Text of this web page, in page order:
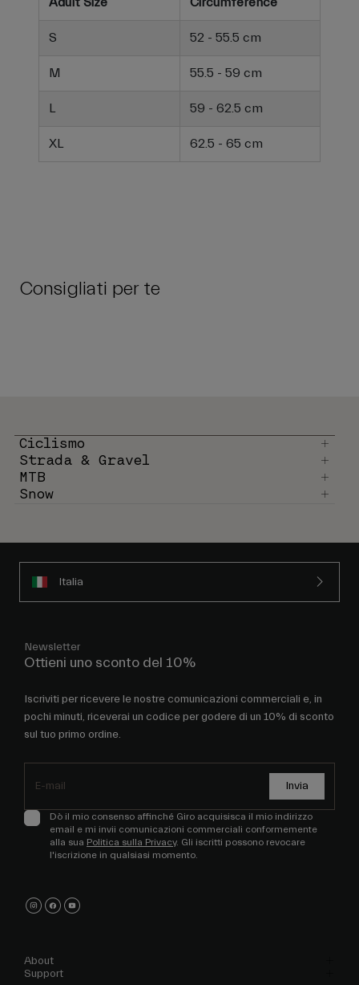
S 52 - 55.5 cm
M 55.5 - 59 cm
L 59 - 62.5 cm
XL 62.5 - 65 cm
Consigliati per te
Ciclismo
Strada & Gravel
MTB
Snow
Italia
Newsletter
Ottieni uno sconto del 10%
Iscriviti per ricevere le nostre comunicazioni commerciali e, in
pochi minuti, riceverai un codice per godere di un 10% di sconto
sul tuo primo ordine.
Invia
Dò il mio consenso affinché Giro acquisisca il mio indirizzo
email e mi invii comunicazioni commerciali conformemente
alla sua Politica sulla Privacy. Gli iscritti possono revocare
l'iscrizione in qualsiasi momento.
About
Support